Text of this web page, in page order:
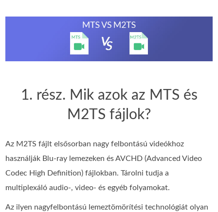
1. rész. Mik azok az MTS és
M2TS fájlok?
Az M2TS fájlt elsősorban nagy felbontású videókhoz
használják Blu-ray lemezeken és AVCHD (Advanced Video
Codec High Definition) fájlokban. Tárolni tudja a
multiplexáló audio-, video- és egyéb folyamokat.
Az ilyen nagyfelbontású lemeztömörítési technológiát olyan